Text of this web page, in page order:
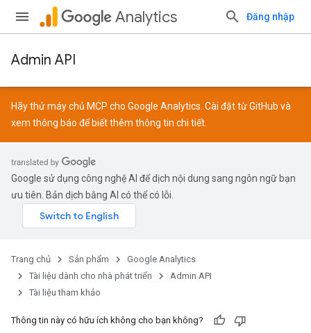
Analytics Đăng nhập
Admin API
Hãy thử máy chủ MCP cho Google Analytics. Cài đặt từGitHub và
xem thông báo để biết thêm thông tin chi tiết.
Google sử dụng công nghệ AI để dịch nội dung sang ngôn ngữ bạn
ưu tiên. Bản dịch bằng AI có thể có lỗi.
Trang chủ Sản phẩm
Google Analytics
Tài liệu dành cho nhà phát triển
Admin API
Tài liệu tham khảo
Thông tin này có hữu ích không cho bạn không?